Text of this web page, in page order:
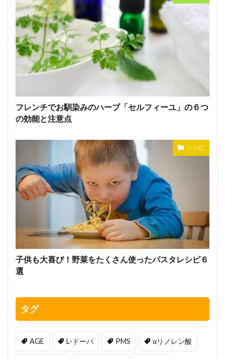
フレンチでお馴染みのハーブ「セルフィーユ」の６つ
の効能と注意点
レシピ
子供も大喜び！野菜をたくさん使ったパスタレシピ６
選
タグ
AGE L-ドーパ PMS αリノレン酸